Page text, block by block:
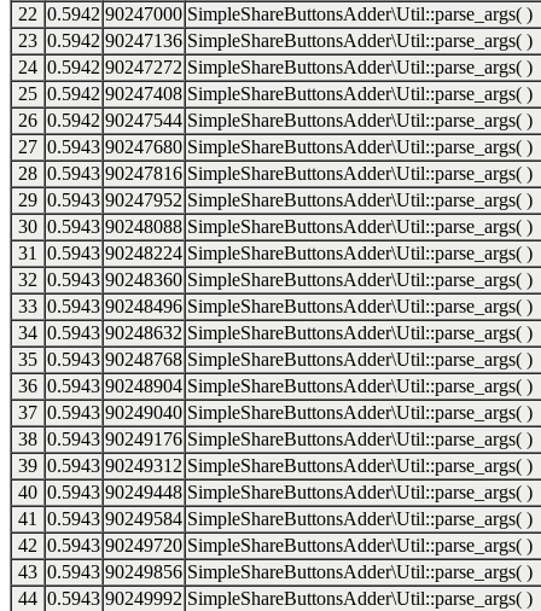
22 0.5942 90247000 SimpleShareButtonsAdder\Util::parse_args( )
23 0.5942 90247136 SimpleShareButtonsAdder\Util::parse_args( )
24 0.5942 90247272 SimpleShareButtonsAdder\Util::parse_args( )
25 0.5942 90247408 SimpleShareButtonsAdder\Util::parse_args( )
26 0.5942 90247544 SimpleShareButtonsAdder\Util::parse_args( )
27 0.5943 90247680 SimpleShareButtonsAdder\Util::parse_args( )
28 0.5943 90247816 SimpleShareButtonsAdder\Util::parse_args( )
29 0.5943 90247952 SimpleShareButtonsAdder\Util::parse_args( )
30 0.5943 90248088 SimpleShareButtonsAdder\Util::parse_args( )
31
0.5943 90248224 SimpleShareButtonsAdder\Util::parse_args( )
32 0.5943 90248360 SimpleShareButtonsAdder\Util::parse_args( )
33 0.5943 90248496 SimpleShareButtonsAdder\Util::parse_args( )
34 0.5943 90248632 SimpleShareButtonsAdder\Util::parse_args( )
35 0.5943 90248768 SimpleShareButtonsAdder\Util::parse_args( )
36 0.5943 90248904 SimpleShareButtonsAdder\Util::parse_args( )
37 0.5943 90249040 SimpleShareButtonsAdder\Util::parse_args( )
38 0.5943 90249176 SimpleShareButtonsAdder\Util::parse_args( )
39 0.5943 90249312 SimpleShareButtonsAdder\Util::parse_args( )
40 0.5943 90249448 SimpleShareButtonsAdder\Util::parse_args( )
41
0.5943 90249584 SimpleShareButtonsAdder\Util::parse_args( )
42 0.5943 90249720 SimpleShareButtonsAdder\Util::parse_args( )
43 0.5943 90249856 SimpleShareButtonsAdder\Util::parse_args( )
44 0.5943 90249992 SimpleShareButtonsAdder\Util::parse_args( )